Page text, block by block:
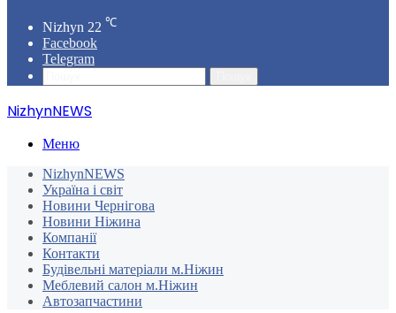
Nizhyn 22 ℃
Facebook
Telegram
NizhynNEWS
Меню
NizhynNEWS
Україна і світ
Новини Чернігова
Новини Ніжина
Компанії
Контакти
Будівельні матеріали м.Ніжин
Меблевий салон м.Ніжин
Автозапчастини